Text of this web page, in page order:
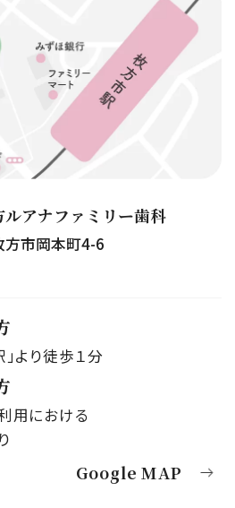
アナファミリー歯科
市岡本町4-6
より徒歩１分
用における
Google MAP